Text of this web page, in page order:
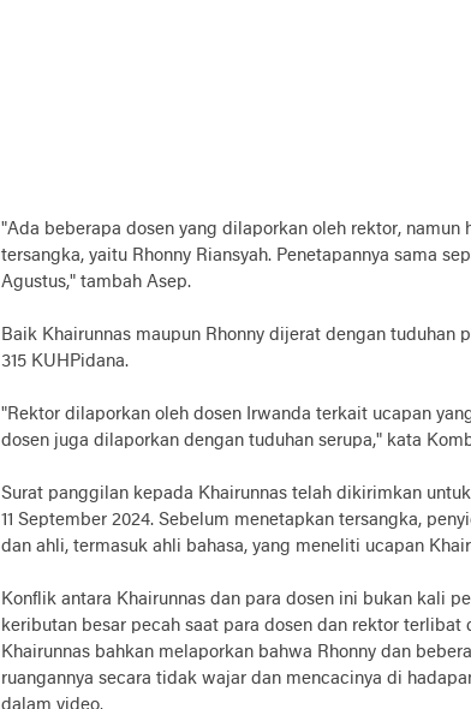
"Ada beberapa dosen yang dilaporkan oleh rektor, namun
tersangka, yaitu Rhonny Riansyah. Penetapannya sama
Agustus," tambah Asep.
Baik Khairunnas maupun Rhonny dijerat dengan tuduhan
315 KUHPidana.
"Rektor dilaporkan oleh dosen Irwanda terkait ucapan
dosen juga dilaporkan dengan tuduhan serupa," kata
Surat panggilan kepada Khairunnas telah dikirimkan
11 September 2024. Sebelum menetapkan tersangka,
dan ahli, termasuk ahli bahasa, yang meneliti ucapan
Konflik antara Khairunnas dan para dosen ini bukan kali
keributan besar pecah saat para dosen dan rektor
Khairunnas bahkan melaporkan bahwa Rhonny dan
ruangannya secara tidak wajar dan mencacinya di